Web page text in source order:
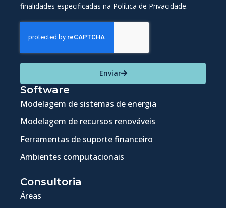
finalidades especificadas na Política de Privacidade.
Enviar
Software
Modelagem de sistemas de energia
Modelagem de recursos renováveis
Ferramentas de suporte financeiro
Ambientes computacionais
Consultoria
Áreas